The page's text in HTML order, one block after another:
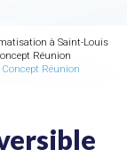
à Saint-Louis
Réunion
Réunion